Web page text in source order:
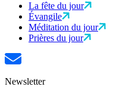
La fête du jour
Évangile
Méditation du jour
Prières du jour
Newsletter